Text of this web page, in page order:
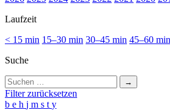
Laufzeit
< 15 min 15–30 min 30–45 min 45–60 min
Suche
Suchen
nach:
Filter zurücksetzen
b e h j m s t y